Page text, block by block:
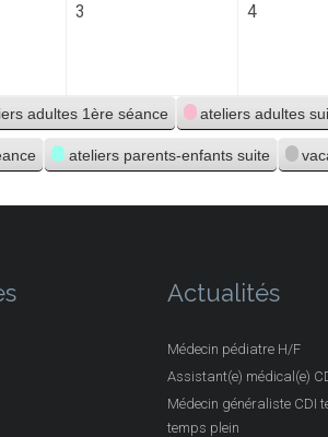
3 4
adultes 1ère séance ateliers adultes
ateliers parents-enfants suite
Actualités
Médecin pédiatre H/F
Assistant(e) médical(e)
Médecin généraliste CDI
temps plein